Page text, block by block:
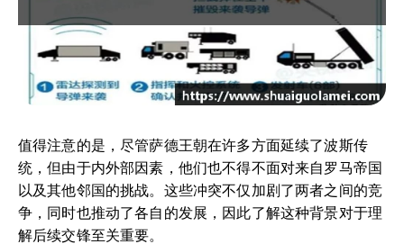
值得注意的是，尽管萨德王朝在许多方面延续了波斯传
统，但由于内外部因素，他们也不得不面对来自罗马帝国
以及其他邻国的挑战。这些冲突不仅加剧了两者之间的竞
争，同时也推动了各自的发展，因此了解这种背景对于理
解后续交锋至关重要。